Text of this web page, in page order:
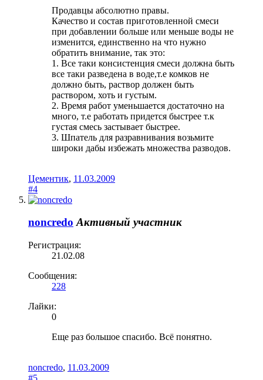
Продавцы абсолютно правы.
Качество и состав приготовленной смеси
при добавлении больше или меньше воды не
изменится, единственно на что нужно
обратить внимание, так это:
1. Все таки консистенция смеси должна быть
все таки разведена в воде,т.е комков не
должно быть, раствор должен быть
раствором, хоть и густым.
2. Время работ уменьшается достаточно на
много, т.е работать придется быстрее т.к
густая смесь застывает быстрее.
3. Шпатель для разравнивания возьмите
широки дабы избежать множества разводов.
Цементик, 11.03.2009
#4
noncredo Активный участник
Регистрация:
21.02.08
Сообщения:
228
Лайки:
0
Еще раз большое спасибо. Всё понятно.
noncredo, 11.03.2009
#5